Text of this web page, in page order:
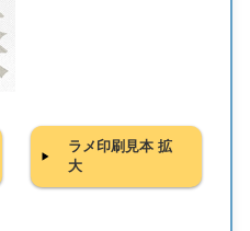
ラメ印刷見本 拡
大